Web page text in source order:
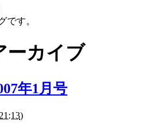
です。
ーカイブ
年1月号
)